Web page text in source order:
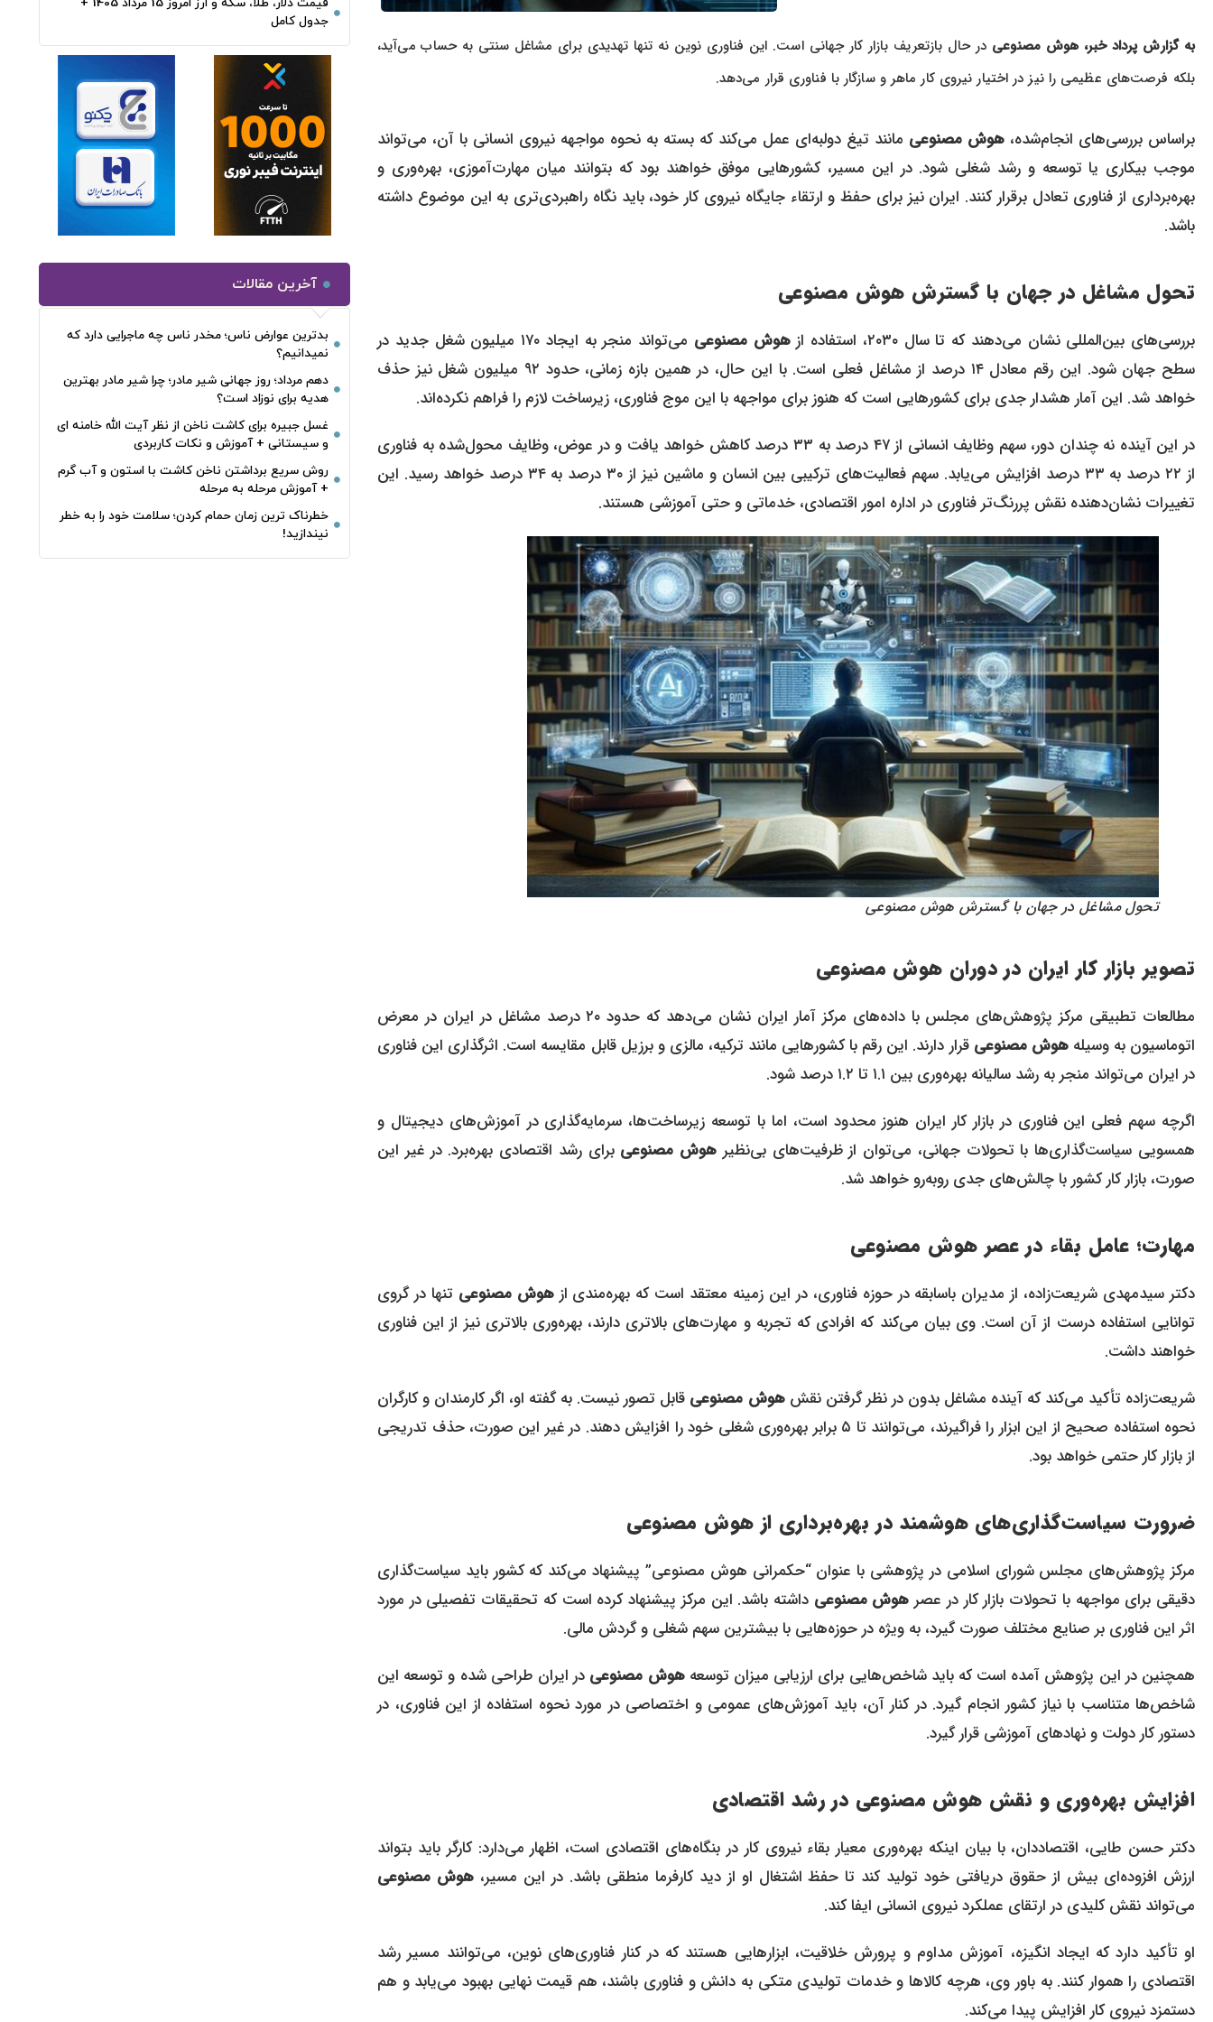
به گزارش پرداد خبر، هوش مصنوعی در حال بازتعریف بازار کار جهانی است. این فناوری نوین نه تنها تهدیدی برای مشاغل سنتی به حساب می‌آید،
بلکه فرصت‌های عظیمی را نیز در اختیار نیروی کار ماهر و سازگار با فناوری قرار می‌دهد.
براساس بررسی‌های انجام‌شده، هوش مصنوعی مانند تیغ دولبه‌ای عمل می‌کند که بسته به نحوه مواجهه نیروی انسانی با آن، می‌تواند
موجب بیکاری یا توسعه و رشد شغلی شود. در این مسیر، کشورهایی موفق خواهند بود که بتوانند میان مهارت‌آموزی، بهره‌وری و
بهره‌برداری از فناوری تعادل برقرار کنند. ایران نیز برای حفظ و ارتقاء جایگاه نیروی کار خود، باید نگاه راهبردی‌تری به این موضوع داشته
باشد.
تحول مشاغل در جهان با گسترش هوش مصنوعی
بررسی‌های بین‌المللی نشان می‌دهند که تا سال ۲۰۳۰، استفاده از هوش مصنوعی
می‌تواند منجر به ایجاد ۱۷۰ میلیون شغل جدید در
سطح جهان شود. این رقم معادل ۱۴ درصد از مشاغل فعلی است. با این حال، در همین بازه زمانی، حدود ۹۲ میلیون شغل نیز حذف
خواهد شد. این آمار هشدار جدی برای کشورهایی است که هنوز برای مواجهه با این موج فناوری، زیرساخت لازم را فراهم نکرده‌اند.
در این آینده نه چندان دور، سهم وظایف انسانی از ۴۷ درصد به ۳۳ درصد کاهش خواهد یافت و در عوض، وظایف محول‌شده به فناوری
از ۲۲ درصد به ۳۳ درصد افزایش می‌یابد. سهم فعالیت‌های ترکیبی بین انسان و ماشین نیز از ۳۰ درصد به ۳۴ درصد خواهد رسید. این
تغییرات نشان‌دهنده نقش پررنگ‌تر فناوری در اداره امور اقتصادی، خدماتی و حتی آموزشی هستند.
تحول مشاغل در جهان با گسترش هوش مصنوعی
تصویر بازار کار ایران در دوران هوش مصنوعی
مطالعات تطبیقی مرکز پژوهش‌های مجلس با داده‌های مرکز آمار ایران نشان می‌دهد که حدود ۲۰ درصد مشاغل در ایران در معرض
اتوماسیون به وسیلههوش مصنوعی قرار دارند. این رقم با کشورهایی مانند ترکیه، مالزی و برزیل قابل مقایسه است. اثرگذاری این فناوری
در ایران می‌تواند منجر به رشد سالیانه بهره‌وری بین ۱.۱ تا ۱.۲ درصد شود.
اگرچه سهم فعلی این فناوری در بازار کار ایران هنوز محدود است، اما با توسعه زیرساخت‌ها، سرمایه‌گذاری در آموزش‌های دیجیتال و
همسویی سیاست‌گذاری‌ها با تحولات جهانی، می‌توان از ظرفیت‌های بی‌نظیر هوش مصنوعی برای رشد اقتصادی بهره‌برد. در غیر این
صورت، بازار کار کشور با چالش‌های جدی روبه‌رو خواهد شد.
مهارت؛ عامل بقاء در عصر هوش مصنوعی
دکتر سیدمهدی شریعت‌زاده، از مدیران باسابقه در حوزه فناوری، در این زمینه معتقد است که بهره‌مندی ازهوش مصنوعی تنها در گروی
توانایی استفاده درست از آن است. وی بیان می‌کند که افرادی که تجربه و مهارت‌های بالاتری دارند، بهره‌وری بالاتری نیز از این فناوری
خواهند داشت.
شریعت‌زاده تأکید می‌کند که آینده مشاغل بدون در نظر گرفتن نقشهوش مصنوعی قابل تصور نیست. به گفته او، اگر کارمندان و کارگران
نحوه استفاده صحیح از این ابزار را فراگیرند، می‌توانند تا ۵ برابر بهره‌وری شغلی خود را افزایش دهند. در غیر این صورت، حذف تدریجی
از بازار کار حتمی خواهد بود.
ضرورت سیاست‌گذاری‌های هوشمند در بهره‌برداری از هوش مصنوعی
مرکز پژوهش‌های مجلس شورای اسلامی در پژوهشی با عنوان “حکمرانی هوش مصنوعی” پیشنهاد می‌کند که کشور باید سیاست‌گذاری
دقیقی برای مواجهه با تحولات بازار کار در عصر هوش مصنوعی داشته باشد. این مرکز پیشنهاد کرده است که تحقیقات تفصیلی در مورد
اثر این فناوری بر صنایع مختلف صورت گیرد، به ویژه در حوزه‌هایی با بیشترین سهم شغلی و گردش مالی.
همچنین در این پژوهش آمده است که باید شاخص‌هایی برای ارزیابی میزان توسعههوش مصنوعی در ایران طراحی شده و توسعه این
شاخص‌ها متناسب با نیاز کشور انجام گیرد. در کنار آن، باید آموزش‌های عمومی و اختصاصی در مورد نحوه استفاده از این فناوری، در
دستور کار دولت و نهادهای آموزشی قرار گیرد.
افزایش بهره‌وری و نقش هوش مصنوعی در رشد اقتصادی
دکتر حسن طایی، اقتصاددان، با بیان اینکه بهره‌وری معیار بقاء نیروی کار در بنگاه‌های اقتصادی است، اظهار می‌دارد: کارگر باید بتواند
ارزش افزوده‌ای بیش از حقوق دریافتی خود تولید کند تا حفظ اشتغال او از دید کارفرما منطقی باشد. در این مسیر،هوش مصنوعی
می‌تواند نقش کلیدی در ارتقای عملکرد نیروی انسانی ایفا کند.
او تأکید دارد که ایجاد انگیزه، آموزش مداوم و پرورش خلاقیت، ابزارهایی هستند که در کنار فناوری‌های نوین، می‌توانند مسیر رشد
اقتصادی را هموار کنند. به باور وی، هرچه کالاها و خدمات تولیدی متکی به دانش و فناوری باشند، هم قیمت نهایی بهبود می‌یابد و هم
دستمزد نیروی کار افزایش پیدا می‌کند.
قیمت دلار، طلا، سکه و ارز امروز 15 مرداد 1405 +
جدول کامل
آخرین مقالات
بدترین عوارض ناس؛ مخدر ناس چه ماجرایی دارد که
نمیدانیم؟
دهم مرداد؛ روز جهانی شیر مادر؛ چرا شیر مادر بهترین
هدیه برای نوزاد است؟
غسل جبیره برای کاشت ناخن از نظر آیت الله خامنه ای
و سیستانی + آموزش و نکات کاربردی
روش سریع برداشتن ناخن کاشت با استون و آب گرم
+ آموزش مرحله به مرحله
خطرناک‌ ترین زمان‌ حمام کردن؛ سلامت خود را به خطر
نیندازید!